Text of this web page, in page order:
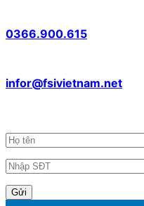
0366.900.615
infor@fsivietnam.net